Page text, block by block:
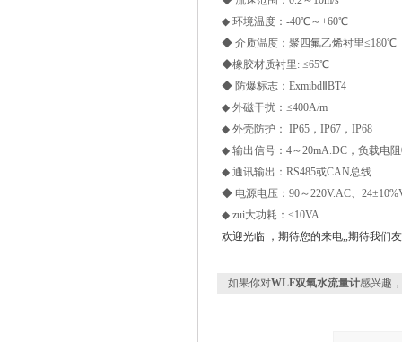
◆ 环境温度：-40℃～+60℃
◆ 介质温度：聚四氟乙烯衬里≤180℃
◆橡胶材质衬里: ≤65℃
◆ 防爆标志：ExmibdⅡBT4
◆ 外磁干扰：≤400A/m
◆ 外壳防护： IP65，IP67，IP68
◆ 输出信号：4～20mA.DC，负载电
◆ 通讯输出：RS485或CAN总线
◆ 电源电压：90～220V.AC、
◆ zui大功耗：≤10VA
欢迎光临 ，期待您的来电,,期待我们
如果你对WLF双氧水流量计感兴趣